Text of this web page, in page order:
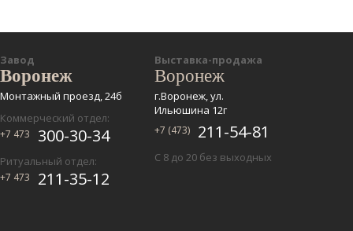
Завод
Воронеж
Монтажный проезд, 24б
Коммерческий отдел:
+7 473 300-30-34
Ритуальный отдел:
+7 473 211-35-12
Выставка-продажа
Воронеж
г.Воронеж, ул.
Ильюшина 12г
+7 (473) 211-54-81
С 8 до 20 без выходных